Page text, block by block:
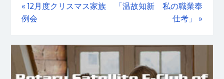
« 12月度クリスマス家族
例会
「温故知新 私の職業奉
仕考」 »